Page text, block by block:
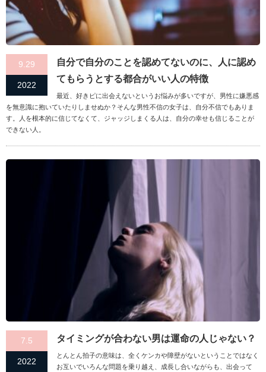
9.29
2022
自分で自分のことを認めてないのに、人に認め
てもらうとする都合がいい人の特徴
最近、好きピに出会えないというお悩みが多いですが、男性に嫌悪感
を無意識に抱いていたりしませぬか？そんな男性不信の女子は、自分不信でもありま
す。人を根本的に信じてなくて、ジャッジしまくる人は、自分の幸せも信じることが
できない人。
7.5
2022
タイミングが合わない男は運命の人じゃない？
とんとん拍子の意味は、全くケンカや障壁がないということではなく
お互いでいろんな問題を乗り越え、成長し合いながらも、出会って